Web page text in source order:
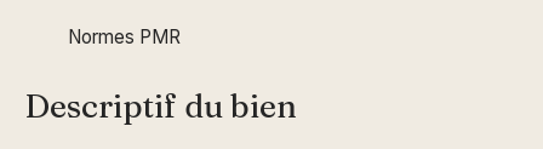
Normes PMR
Descriptif du bien